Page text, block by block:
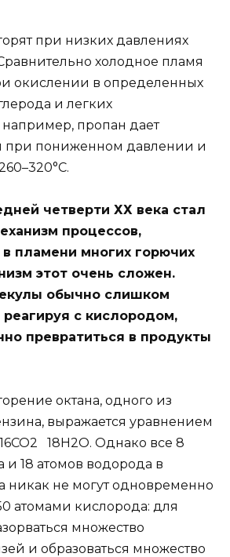
при низких давлениях
холодное пламя
окислении в определенных
и легких
пропан дает
при пониженном давлении и
четверти ХХ века стал
процессов,
пламени многих горючих
этот очень сложен.
обычно слишком
с кислородом,
превратиться в продукты
октана, одного из
выражается уравнением
18Н2О. Однако все 8
и 18 атомов водорода в
никак не могут одновременно
атомами кислорода: для
множество
и образоваться множество